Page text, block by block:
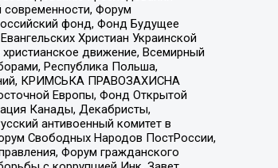
современности, Форум
фонд, Фонд Будущее
Христиан Украинской
движение, Всемирный
Республика Польша,
КРИМСЬКА ПРАВОЗАХИСНА
Европы, Фонд Открытой
Канады, Декабристы,
антивоенный комитет в
Свободных Народов ПостРоссии,
Форум гражданского